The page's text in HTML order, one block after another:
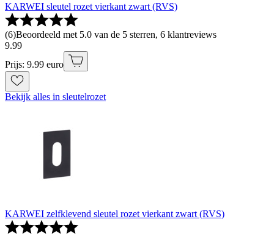
KARWEI sleutel rozet vierkant zwart (RVS)
(6)Beoordeeld met 5.0 van de 5 sterren, 6 klantreviews
9.99
Prijs: 9.99 euro
Bekijk alles in sleutelrozet
KARWEI zelfklevend sleutel rozet vierkant zwart (RVS)